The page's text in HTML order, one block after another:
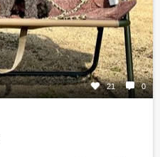
21 0